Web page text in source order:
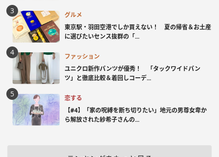
グルメ
東京駅・羽田空港でしか買えない！ 夏の帰省＆お土産
に選びたいセンス抜群の「...
ファッション
ユニクロ新作パンツが優秀！ 「タックワイドパン
ツ」と徹底比較＆着回しコーデ...
恋する
【#4】「家の呪縛を断ち切りたい」地元の男尊女卑か
ら解放された紗希子さんの...